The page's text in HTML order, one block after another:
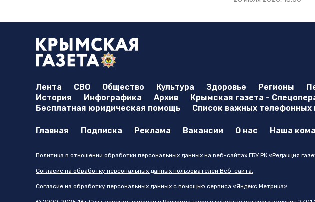
Лента СВО Общество Культура Здоровье Регионы
История
Инфографика Архив Крымская газета -
Бесплатная юридическая помощь
Список важных телефонных
Главная Подписка Реклама Вакансии О нас Наша
Политика в отношении обработки персональных данных на веб-сайтах ГБУ РК «Редакция
Согласие на обработку персональных данных пользователей Веб-сайта.
Согласие на обработку персональных данных с помощью сервиса «Яндекс.Метрика»